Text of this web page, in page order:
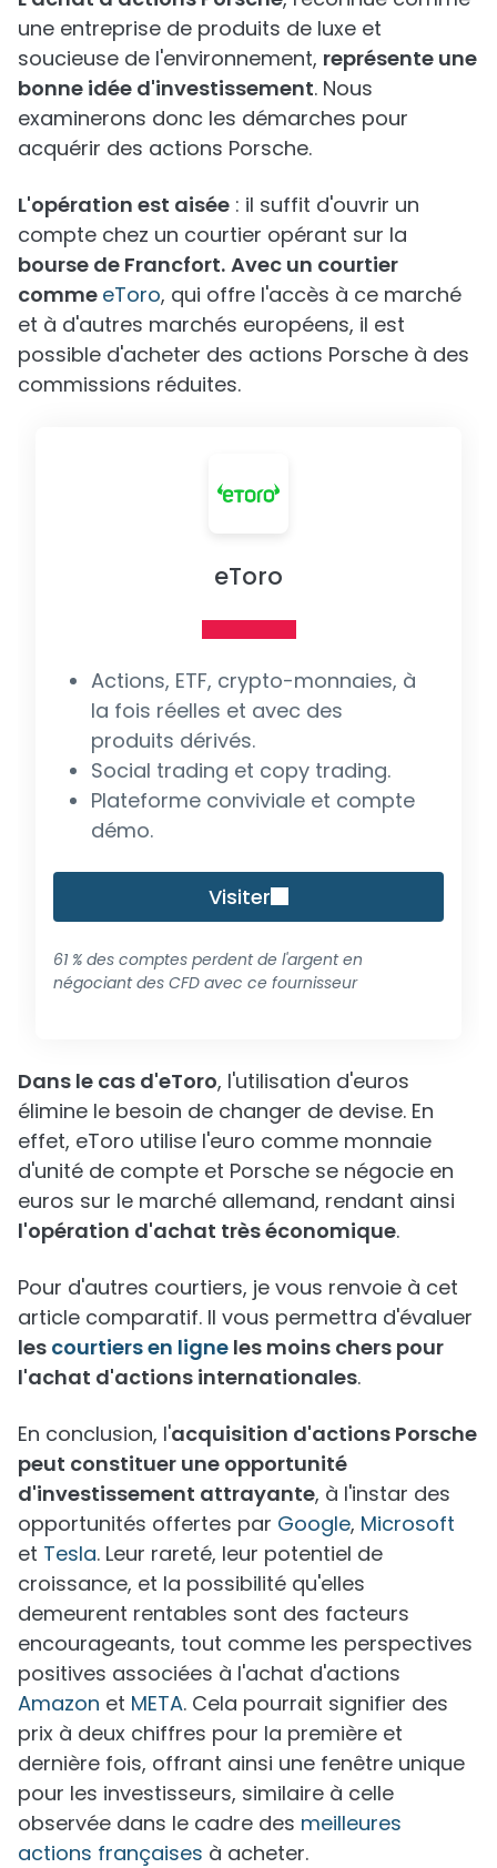
une entreprise de produits de luxe et
soucieuse de l'environnement, représente une
bonne idée d'investissement. Nous
examinerons donc les démarches pour
acquérir des actions Porsche.
L'opération est aisée : il suffit d'ouvrir un
compte chez un courtier opérant sur la
bourse de Francfort. Avec un courtier
comme eToro, qui offre l'accès à ce marché
et à d'autres marchés européens, il est
possible d'acheter des actions Porsche à des
commissions réduites.
eToro
Actions, ETF, crypto-monnaies, à
la fois réelles et avec des
produits dérivés.
Social trading et copy trading.
Plateforme conviviale et compte
démo.
Visiter
61 % des comptes perdent de l'argent en
négociant des CFD avec ce fournisseur
Dans le cas d'eToro, l'utilisation d'euros
élimine le besoin de changer de devise. En
effet, eToro utilise l'euro comme monnaie
d'unité de compte et Porsche se négocie en
euros sur le marché allemand, rendant ainsi
l'opération d'achat très économique.
Pour d'autres courtiers, je vous renvoie à cet
article comparatif. Il vous permettra d'évaluer
les courtiers en ligne les moins chers pour
l'achat d'actions internationales.
En conclusion, l'acquisition d'actions Porsche
peut constituer une opportunité
d'investissement attrayante, à l'instar des
opportunités offertes par Google, Microsoft
et Tesla. Leur rareté, leur potentiel de
croissance, et la possibilité qu'elles
demeurent rentables sont des facteurs
encourageants, tout comme les perspectives
positives associées à l'achat d'actions
Amazon et META. Cela pourrait signifier des
prix à deux chiffres pour la première et
dernière fois, offrant ainsi une fenêtre unique
pour les investisseurs, similaire à celle
observée dans le cadre des meilleures
actions françaises à acheter.